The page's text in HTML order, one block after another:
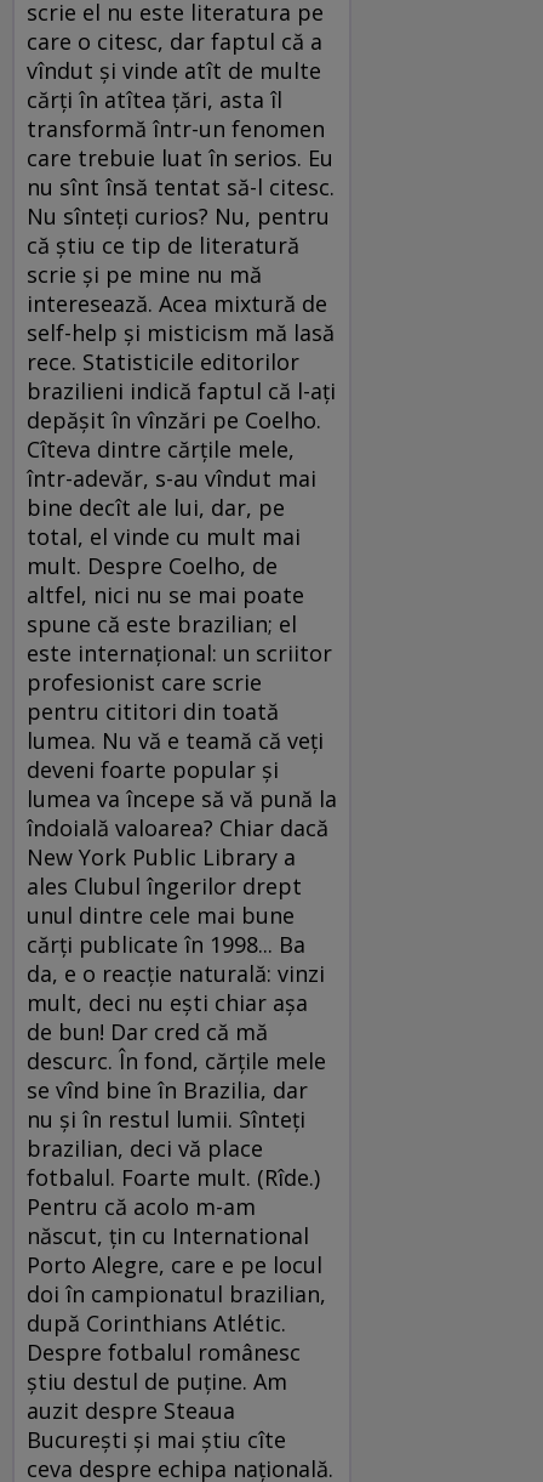
scrie el nu este literatura pe
care o citesc, dar faptul că a
vîndut şi vinde atît de multe
cărţi în atîtea ţări, asta îl
transformă într-un fenomen
care trebuie luat în serios. Eu
nu sînt însă tentat să-l citesc.
Nu sînteţi curios? Nu, pentru
că ştiu ce tip de literatură
scrie şi pe mine nu mă
interesează. Acea mixtură de
self-help şi misticism mă lasă
rece. Statisticile editorilor
brazilieni indică faptul că l-aţi
depăşit în vînzări pe Coelho.
Cîteva dintre cărţile mele,
într-adevăr, s-au vîndut mai
bine decît ale lui, dar, pe
total, el vinde cu mult mai
mult. Despre Coelho, de
altfel, nici nu se mai poate
spune că este brazilian; el
este internaţional: un scriitor
profesionist care scrie
pentru cititori din toată
lumea. Nu vă e teamă că veţi
deveni foarte popular şi
lumea va începe să vă pună la
îndoială valoarea? Chiar dacă
New York Public Library a
ales Clubul îngerilor drept
unul dintre cele mai bune
cărţi publicate în 1998... Ba
da, e o reacţie naturală: vinzi
mult, deci nu eşti chiar aşa
de bun! Dar cred că mă
descurc. În fond, cărţile mele
se vînd bine în Brazilia, dar
nu şi în restul lumii. Sînteţi
brazilian, deci vă place
fotbalul. Foarte mult. (Rîde.)
Pentru că acolo m-am
născut, ţin cu International
Porto Alegre, care e pe locul
doi în campionatul brazilian,
după Corinthians Atlétic.
Despre fotbalul românesc
ştiu destul de puţine. Am
auzit despre Steaua
Bucureşti şi mai ştiu cîte
ceva despre echipa naţională.